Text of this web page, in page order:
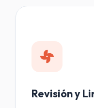
Revisión y